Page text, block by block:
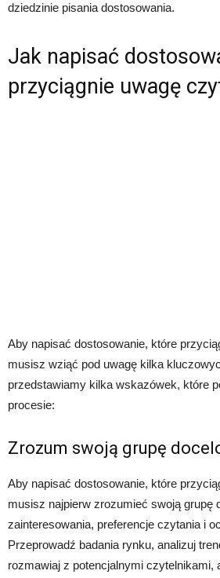
dziedzinie pisania dostosowania.
Jak napisać
przyciągnie uwagę
Aby napisać dostosowanie, które
musisz wziąć pod uwagę kilka
przedstawiamy kilka wskazówek, które
procesie:
Zrozum swoją grupę
Aby napisać dostosowanie, które
musisz najpierw zrozumieć swoją grupę
zainteresowania, preferencje czytania i
Przeprowadź badania rynku, analizuj
rozmawiaj z potencjalnymi czytelnikami,